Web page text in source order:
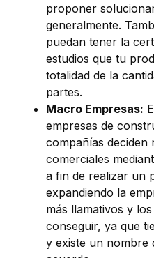
proponer
generalmente.
puedan tener la
estudios que tu
totalidad de la
partes.
Macro Empresas:
empresas de
compañías deciden
comerciales
a fin de realizar un
expandiendo la
más llamativos y
conseguir, ya que
y existe un nombre